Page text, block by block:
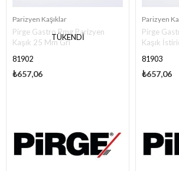
TÜKENDI
Parizyen Kaşıklar
Pirge Gastro Pmg Parizyen
Kaşık 25 Mm Gri
81902
₺657,06
Parizyen
Pirge
Kaşık
81903
₺657,06